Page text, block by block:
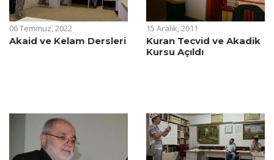
06 Temmuz, 2022
Akaid ve Kelam Dersleri
15 Aralık, 2011
Kuran Tecvid ve Akadik
Kursu Açıldı